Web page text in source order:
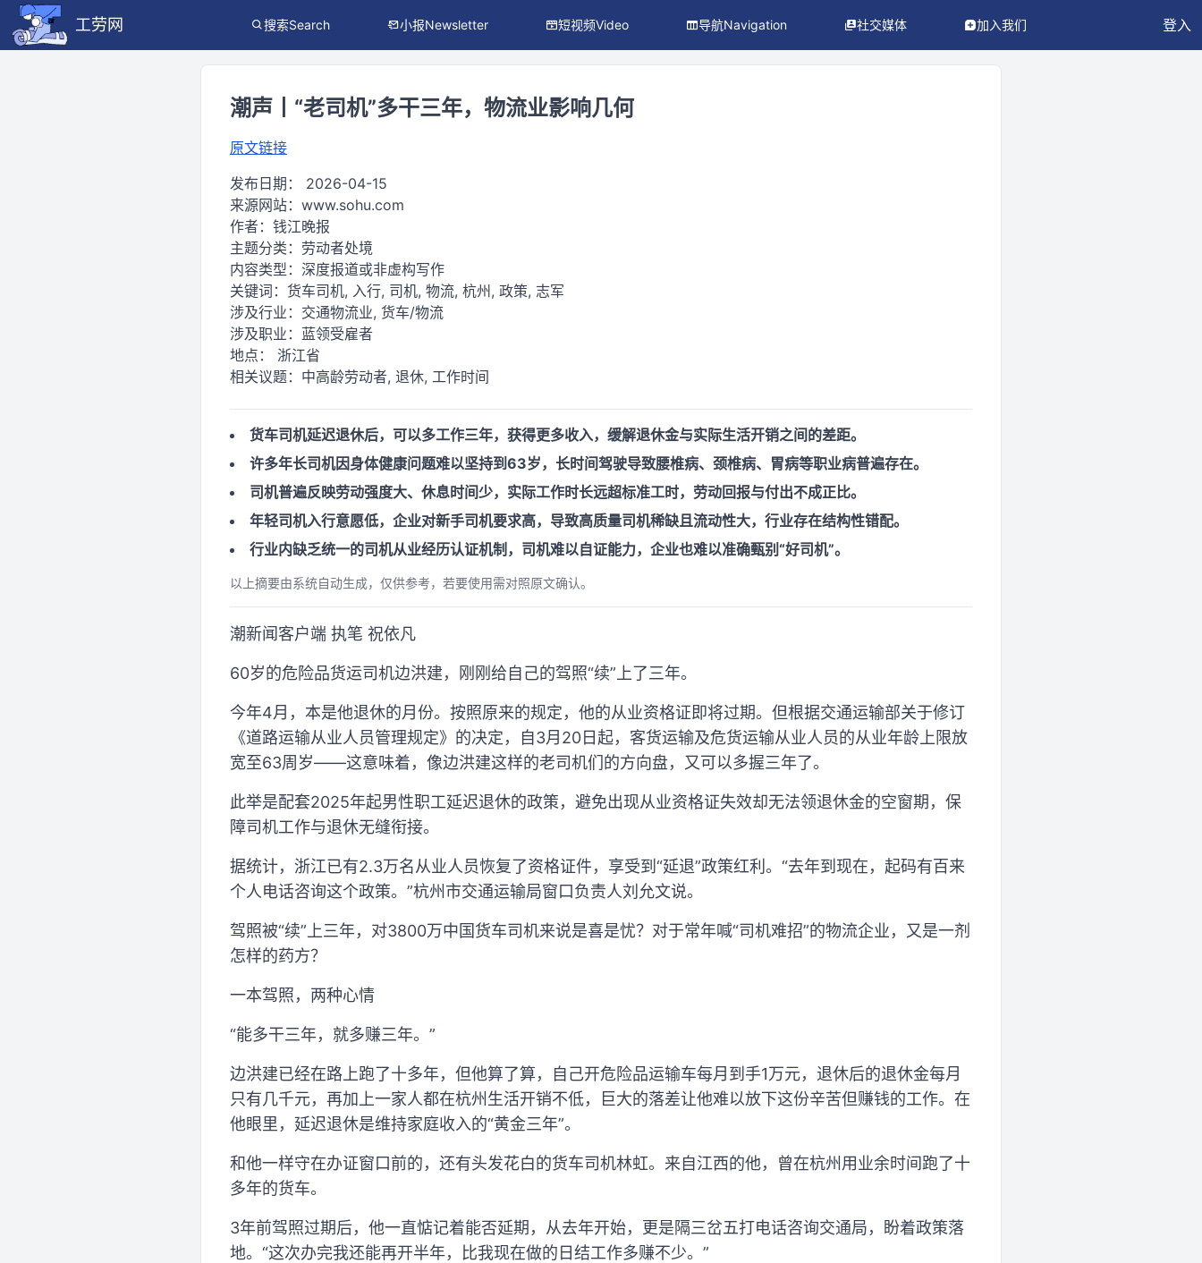
工劳网 搜索Search 小报Newsletter 短视频Video 导航Navigation 社交媒体 加入我们 登入
潮声丨“老司机”多干三年，物流业影响几何
原文链接
发布日期： 2026-04-15
来源网站： www.sohu.com
作者： 钱江晚报
主题分类： 劳动者处境
内容类型： 深度报道或非虚构写作
关键词： 货车司机, 入行, 司机, 物流, 杭州, 政策, 志军
涉及行业： 交通物流业, 货车/物流
涉及职业： 蓝领受雇者
地点： 浙江省
相关议题： 中高龄劳动者, 退休, 工作时间
货车司机延迟退休后，可以多工作三年，获得更多收入，缓解退休金与实际生活开销之间的差距。
许多年长司机因身体健康问题难以坚持到63岁，长时间驾驶导致腰椎病、颈椎病、胃病等职业病普遍存在。
司机普遍反映劳动强度大、休息时间少，实际工作时长远超标准工时，劳动回报与付出不成正比。
年轻司机入行意愿低，企业对新手司机要求高，导致高质量司机稀缺且流动性大，行业存在结构性错配。
行业内缺乏统一的司机从业经历认证机制，司机难以自证能力，企业也难以准确甄别“好司机”。
以上摘要由系统自动生成，仅供参考，若要使用需对照原文确认。
潮新闻客户端 执笔 祝依凡
60岁的危险品货运司机边洪建，刚刚给自己的驾照“续”上了三年。
今年4月，本是他退休的月份。按照原来的规定，他的从业资格证即将过期。但根据交通运输部关于修订
《道路运输从业人员管理规定》的决定，自3月20日起，客货运输及危货运输从业人员的从业年龄上限放
宽至63周岁——这意味着，像边洪建这样的老司机们的方向盘，又可以多握三年了。
此举是配套2025年起男性职工延迟退休的政策，避免出现从业资格证失效却无法领退休金的空窗期，保
障司机工作与退休无缝衔接。
据统计，浙江已有2.3万名从业人员恢复了资格证件，享受到“延退”政策红利。“去年到现在，起码有百来
个人电话咨询这个政策。”杭州市交通运输局窗口负责人刘允文说。
驾照被“续”上三年，对3800万中国货车司机来说是喜是忧？对于常年喊“司机难招”的物流企业，又是一剂
怎样的药方？
一本驾照，两种心情
“能多干三年，就多赚三年。”
边洪建已经在路上跑了十多年，但他算了算，自己开危险品运输车每月到手1万元，退休后的退休金每月
只有几千元，再加上一家人都在杭州生活开销不低，巨大的落差让他难以放下这份辛苦但赚钱的工作。在
他眼里，延迟退休是维持家庭收入的“黄金三年”。
和他一样守在办证窗口前的，还有头发花白的货车司机林虹。来自江西的他，曾在杭州用业余时间跑了十
多年的货车。
3年前驾照过期后，他一直惦记着能否延期，从去年开始，更是隔三岔五打电话咨询交通局，盼着政策落
地。“这次办完我还能再开半年，比我现在做的日结工作多赚不少。”